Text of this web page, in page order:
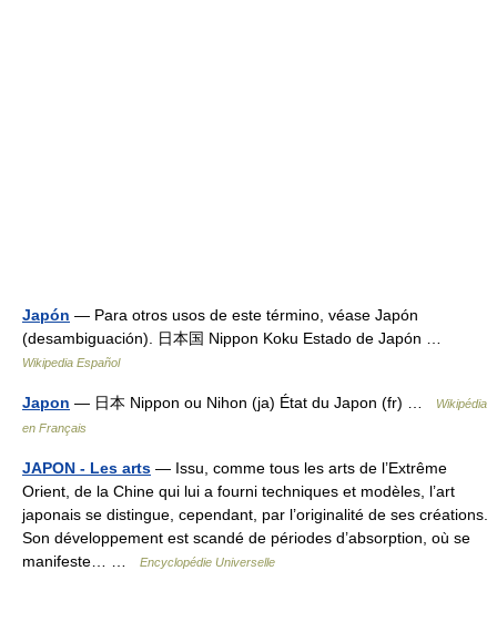
Japón — Para otros usos de este término, véase Japón
(desambiguación). 日本国 Nippon Koku Estado de Japón …
Wikipedia Español
Japon — 日本 Nippon ou Nihon (ja) État du Japon (fr) …
Wikipédia
en Français
JAPON - Les arts — Issu, comme tous les arts de l’Extrême
Orient, de la Chine qui lui a fourni techniques et modèles, l’art
japonais se distingue, cependant, par l’originalité de ses créations.
Son développement est scandé de périodes d’absorption, où se
manifeste… …
Encyclopédie Universelle